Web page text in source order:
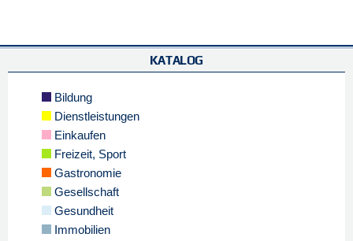
KATALOG
Bildung
Dienstleistungen
Einkaufen
Freizeit, Sport
Gastronomie
Gesellschaft
Gesundheit
Immobilien